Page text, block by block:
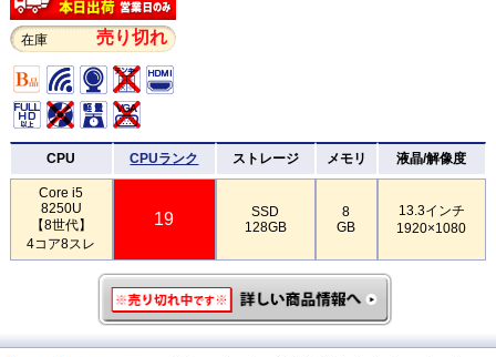
在庫 売り切れ
CPU CPUランク ストレージ メモリ 液晶/解像度
Core i5
8250U
【8世代】
4コア8スレ
19
SSD
128GB
8
GB
13.3インチ
1920×1080